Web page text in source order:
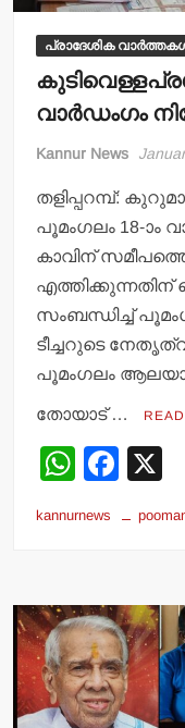
പ്രാദേശിക
വാര്‍ഡംഗം
Kannur News
തളിപ്പറമ്പ്:
പൂമംഗലം 18-ാം
കാവിന്
സംബന്ധിച്ച്
ടീച്ചറുടെ
പൂമംഗലം
തോയാട് …
W
at
A
p
p
F
c
b
o
o
k
kannurnews